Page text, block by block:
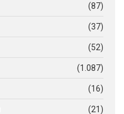
(87)
(37)
(52)
(1.087)
(16)
(21)